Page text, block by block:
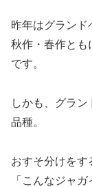
昨年はグランド
秋作・春作とも
です。
しかも、グラ
品種。
おすそ分けをす
「こんなジャ